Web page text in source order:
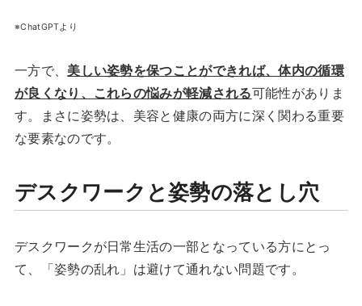
※ChatGPTより
一方で、 美しい姿勢を保つことができれば、体内の循環
が良くなり、これらの悩みが軽減される可能性がありま
す。まさに姿勢は、美容と健康の両方に深く関わる重要
な要素なのです。
デスクワークと姿勢の落とし穴
デスクワークが日常生活の一部となっている方にとっ
て、「姿勢の乱れ」は避けて通れない問題です。